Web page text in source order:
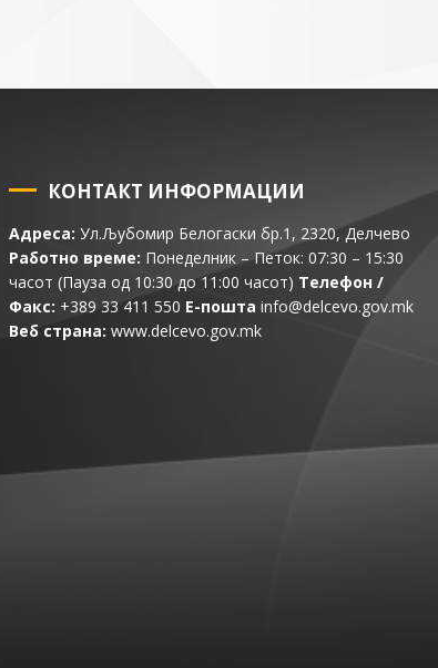
КОНТАКТ ИНФОРМАЦИИ
Адреса: Ул.Љубомир Белогаски бр.1, 2320, Делчево
Работно време: Понеделник – Петок: 07:30 – 15:30
часот (Пауза од 10:30 до 11:00 часот) Телефон /
Факс: +389 33 411 550 Е-пошта info@delcevo.gov.mk
Веб страна: www.delcevo.gov.mk